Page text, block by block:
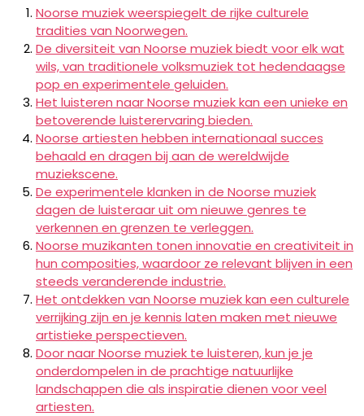
Noorse muziek weerspiegelt de rijke culturele
tradities van Noorwegen.
De diversiteit van Noorse muziek biedt voor elk wat
wils, van traditionele volksmuziek tot hedendaagse
pop en experimentele geluiden.
Het luisteren naar Noorse muziek kan een unieke en
betoverende luisterervaring bieden.
Noorse artiesten hebben internationaal succes
behaald en dragen bij aan de wereldwijde
muziekscene.
De experimentele klanken in de Noorse muziek
dagen de luisteraar uit om nieuwe genres te
verkennen en grenzen te verleggen.
Noorse muzikanten tonen innovatie en creativiteit in
hun composities, waardoor ze relevant blijven in een
steeds veranderende industrie.
Het ontdekken van Noorse muziek kan een culturele
verrijking zijn en je kennis laten maken met nieuwe
artistieke perspectieven.
Door naar Noorse muziek te luisteren, kun je je
onderdompelen in de prachtige natuurlijke
landschappen die als inspiratie dienen voor veel
artiesten.